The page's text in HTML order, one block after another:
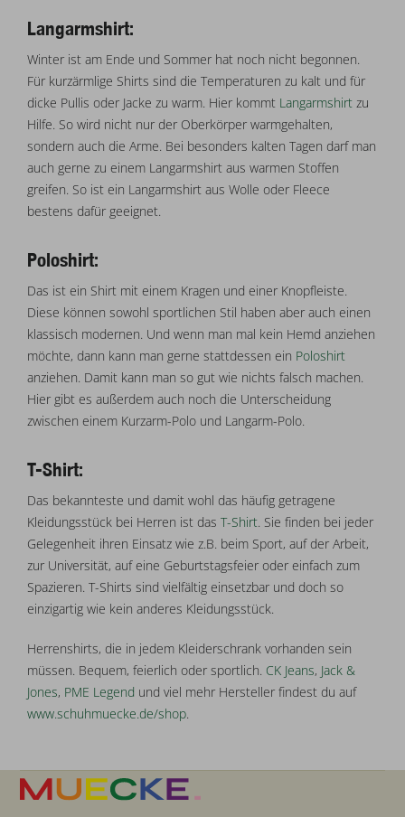
Langarmshirt:
Winter ist am Ende und Sommer hat noch nicht begonnen.
Für kurzärmlige Shirts sind die Temperaturen zu kalt und für
dicke Pullis oder Jacke zu warm. Hier kommt Langarmshirt zu
Hilfe. So wird nicht nur der Oberkörper warmgehalten,
sondern auch die Arme. Bei besonders kalten Tagen darf man
auch gerne zu einem Langarmshirt aus warmen Stoffen
greifen. So ist ein Langarmshirt aus Wolle oder Fleece
bestens dafür geeignet.
Poloshirt:
Das ist ein Shirt mit einem Kragen und einer Knopfleiste.
Diese können sowohl sportlichen Stil haben aber auch einen
klassisch modernen. Und wenn man mal kein Hemd anziehen
möchte, dann kann man gerne stattdessen ein Poloshirt
anziehen. Damit kann man so gut wie nichts falsch machen.
Hier gibt es außerdem auch noch die Unterscheidung
zwischen einem Kurzarm-Polo und Langarm-Polo.
T-Shirt:
Das bekannteste und damit wohl das häufig getragene
Kleidungsstück bei Herren ist das T-Shirt . Sie finden bei jeder
Gelegenheit ihren Einsatz wie z.B. beim Sport, auf der Arbeit,
zur Universität, auf eine Geburtstagsfeier oder einfach zum
Spazieren. T-Shirts sind vielfältig einsetzbar und doch so
einzigartig wie kein anderes Kleidungsstück.
Herrenshirts, die in jedem Kleiderschrank vorhanden sein
müssen. Bequem, feierlich oder sportlich. CK Jeans, Jack &
Jones, PME Legend und viel mehr Hersteller findest du auf
www.schuhmuecke.de/shop